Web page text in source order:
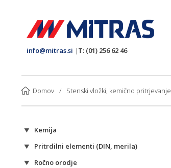
info@mitras.si | T: (01) 256 62 46
Domov / Stenski vložki, kemično pritrjevanje
Kemija
Pritrdilni elementi (DIN, merila)
Ročno orodje